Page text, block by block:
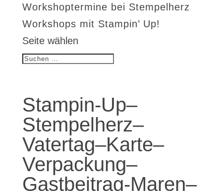
Workshoptermine bei Stempelherz
Workshops mit Stampin’ Up!
Seite wählen
Stampin-Up–
Stempelherz–
Vatertag–Karte–
Verpackung–
Gastbeitrag-Maren–